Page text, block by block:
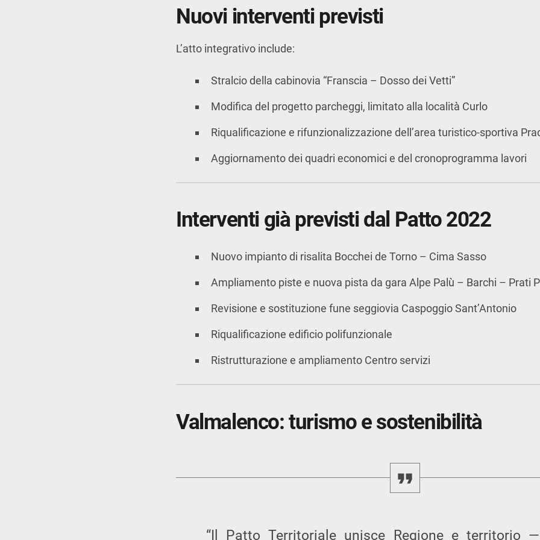
Nuovi interventi previsti
L’atto integrativo include:
Stralcio della cabinovia “Franscia – Dosso dei Vetti”
Modifica del progetto parcheggi, limitato alla località Curlo
Riqualificazione e rifunzionalizzazione dell’area turistico-sportiva
Aggiornamento dei quadri economici e del cronoprogramma lavori
Interventi già previsti dal Patto 2022
Nuovo impianto di risalita Bocchei de Torno – Cima Sasso
Ampliamento piste e nuova pista da gara Alpe Palù – Barchi – Prati
Revisione e sostituzione fune seggiovia Caspoggio Sant’Antonio
Riqualificazione edificio polifunzionale
Ristrutturazione e ampliamento Centro servizi
Valmalenco: turismo e sostenibilità
“Il Patto Territoriale unisce Regione e territorio